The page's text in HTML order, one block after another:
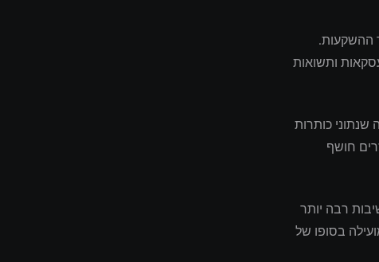
סקטור ההשקעות.
ותשואות
שנתוני כותרות
חושף
רבה יותר
בסופו של